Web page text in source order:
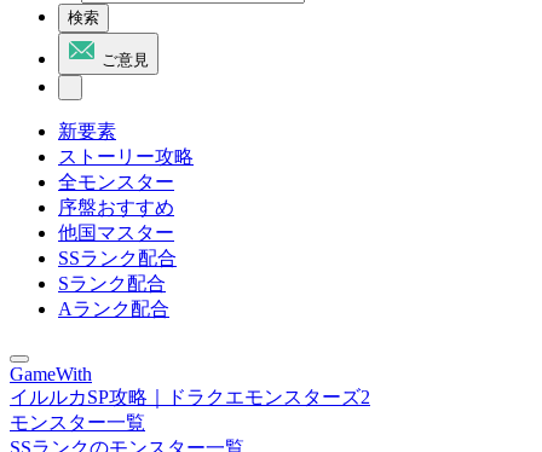
検索
ご意見
新要素
ストーリー攻略
全モンスター
序盤おすすめ
他国マスター
SSランク配合
Sランク配合
Aランク配合
GameWith
イルルカSP攻略｜ドラクエモンスターズ2
モンスター一覧
SSランクのモンスター一覧